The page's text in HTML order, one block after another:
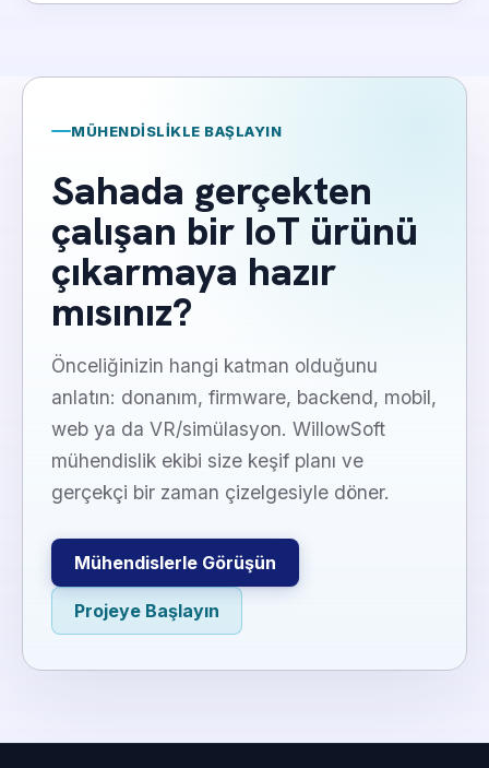
MÜHENDISLIKLE BAŞLAYIN
Sahada gerçekten
çalışan bir IoT ürünü
çıkarmaya hazır
mısınız?
Önceliğinizin hangi katman olduğunu
anlatın: donanım, firmware, backend, mobil,
web ya da VR/simülasyon. WillowSoft
mühendislik ekibi size keşif planı ve
gerçekçi bir zaman çizelgesiyle döner.
Mühendislerle Görüşün
Projeye Başlayın